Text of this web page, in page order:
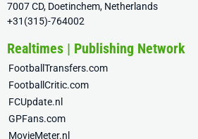
7007 CD, Doetinchem, Netherlands
+31(315)-764002
Realtimes | Publishing Network
FootballTransfers.com
FootballCritic.com
FCUpdate.nl
GPFans.com
MovieMeter.nl